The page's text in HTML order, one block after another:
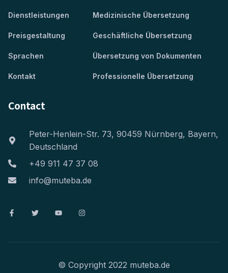
Dienstleistungen
Preisgestaltung
Sprachen
Kontakt
Medizinische Übersetzung
Geschäftliche Übersetzung
Übersetzung von Dokumenten
Professionelle Übersetzung
Contact
Peter-Henlein-Str. 73, 90459 Nürnberg, Bayern,
Deutschland
+49 911 47 37 08
info@muteba.de
© Copyright 2022 muteba.de